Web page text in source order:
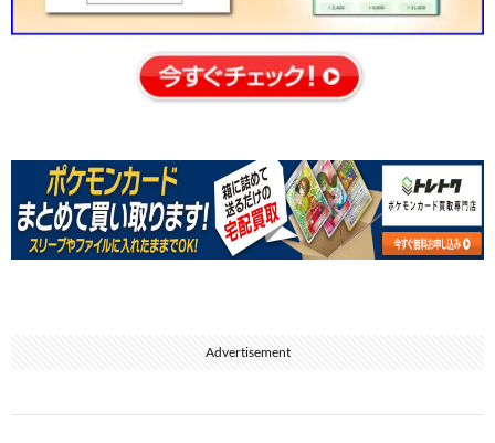
Advertisement